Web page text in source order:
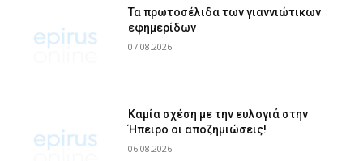
Τα πρωτοσέλιδα των γιαννιώτικων
εφημερίδων
07.08.2026
Καμία σχέση με την ευλογιά στην
Ήπειρο οι αποζημιώσεις!
06.08.2026